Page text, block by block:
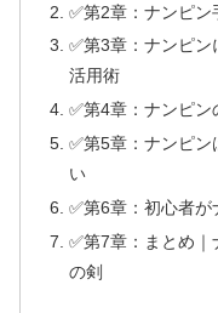
✅第2章：ナンピ
✅第3章：ナンピ
活用術
✅第4章：ナンピ
✅第5章：ナンピ
い
✅第6章：初心者
✅第7章：まとめ
の剣